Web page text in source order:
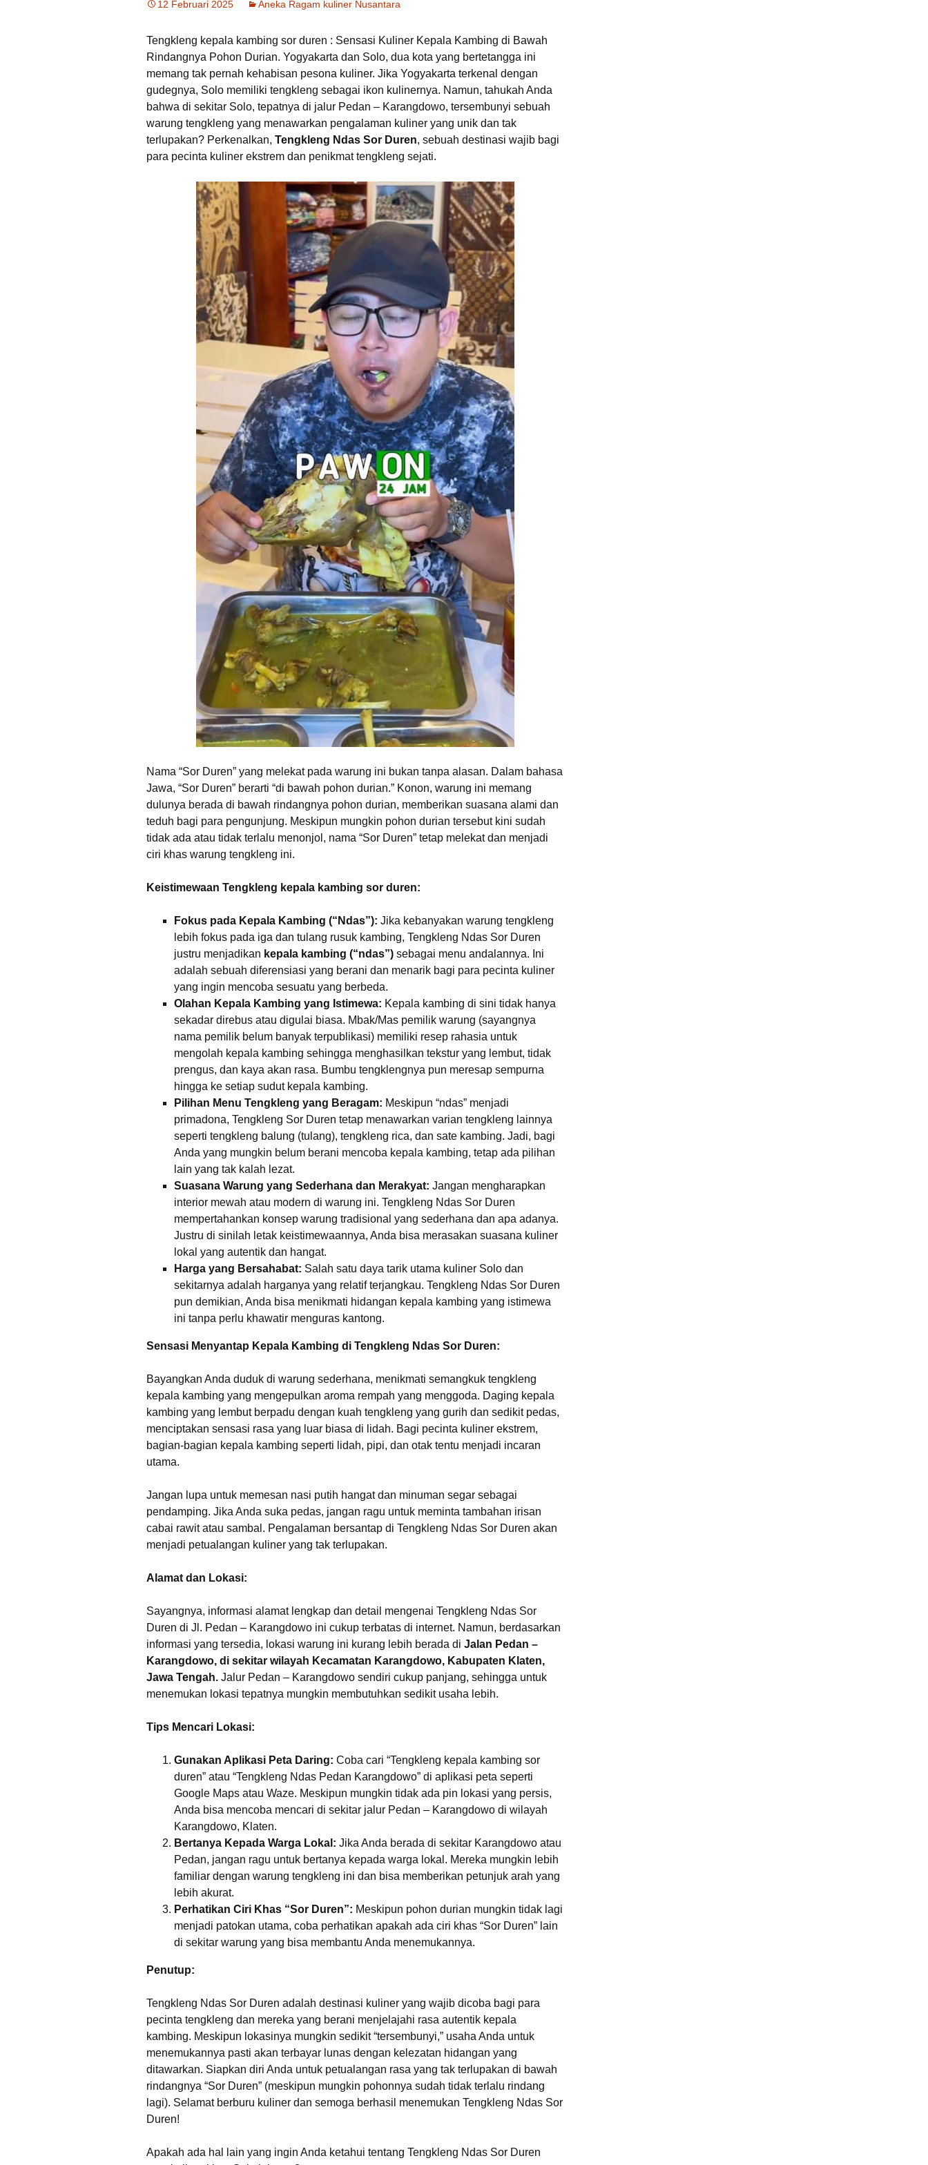
Tempat Makan Ideal
Tengkleng solo Bu Jito
Dlidir Klasik Legendaris
Kuliner Malam Solo
Sate Kambing Solo
12 Februari 2025 Aneka Ragam kuliner Nusantara
Tengkleng kepala kambing sor duren : Sensasi Kuliner Kepala Kambing di Bawah
Rindangnya Pohon Durian. Yogyakarta dan Solo, dua kota yang bertetangga ini
memang tak pernah kehabisan pesona kuliner. Jika Yogyakarta terkenal dengan
gudegnya, Solo memiliki tengkleng sebagai ikon kulinernya. Namun, tahukah Anda
bahwa di sekitar Solo, tepatnya di jalur Pedan – Karangdowo, tersembunyi sebuah
warung tengkleng yang menawarkan pengalaman kuliner yang unik dan tak
terlupakan? Perkenalkan, Tengkleng Ndas Sor Duren, sebuah destinasi wajib bagi
para pecinta kuliner ekstrem dan penikmat tengkleng sejati.
Nama “Sor Duren” yang melekat pada warung ini bukan tanpa alasan. Dalam bahasa
Jawa, “Sor Duren” berarti “di bawah pohon durian.” Konon, warung ini memang
dulunya berada di bawah rindangnya pohon durian, memberikan suasana alami dan
teduh bagi para pengunjung. Meskipun mungkin pohon durian tersebut kini sudah
tidak ada atau tidak terlalu menonjol, nama “Sor Duren” tetap melekat dan menjadi
ciri khas warung tengkleng ini.
Keistimewaan Tengkleng kepala kambing sor duren:
Fokus pada Kepala Kambing (“Ndas”): Jika kebanyakan warung tengkleng
lebih fokus pada iga dan tulang rusuk kambing, Tengkleng Ndas Sor Duren
justru menjadikan kepala kambing (“ndas”) sebagai menu andalannya. Ini
adalah sebuah diferensiasi yang berani dan menarik bagi para pecinta kuliner
yang ingin mencoba sesuatu yang berbeda.
Olahan Kepala Kambing yang Istimewa: Kepala kambing di sini tidak hanya
sekadar direbus atau digulai biasa. Mbak/Mas pemilik warung (sayangnya
nama pemilik belum banyak terpublikasi) memiliki resep rahasia untuk
mengolah kepala kambing sehingga menghasilkan tekstur yang lembut, tidak
prengus, dan kaya akan rasa. Bumbu tengklengnya pun meresap sempurna
hingga ke setiap sudut kepala kambing.
Pilihan Menu Tengkleng yang Beragam: Meskipun “ndas” menjadi
primadona, Tengkleng Sor Duren tetap menawarkan varian tengkleng lainnya
seperti tengkleng balung (tulang), tengkleng rica, dan sate kambing. Jadi, bagi
Anda yang mungkin belum berani mencoba kepala kambing, tetap ada pilihan
lain yang tak kalah lezat.
Suasana Warung yang Sederhana dan Merakyat: Jangan mengharapkan
interior mewah atau modern di warung ini. Tengkleng Ndas Sor Duren
mempertahankan konsep warung tradisional yang sederhana dan apa adanya.
Justru di sinilah letak keistimewaannya, Anda bisa merasakan suasana kuliner
lokal yang autentik dan hangat.
Harga yang Bersahabat: Salah satu daya tarik utama kuliner Solo dan
sekitarnya adalah harganya yang relatif terjangkau. Tengkleng Ndas Sor Duren
pun demikian, Anda bisa menikmati hidangan kepala kambing yang istimewa
ini tanpa perlu khawatir menguras kantong.
Sensasi Menyantap Kepala Kambing di Tengkleng Ndas Sor Duren:
Bayangkan Anda duduk di warung sederhana, menikmati semangkuk tengkleng
kepala kambing yang mengepulkan aroma rempah yang menggoda. Daging kepala
kambing yang lembut berpadu dengan kuah tengkleng yang gurih dan sedikit pedas,
menciptakan sensasi rasa yang luar biasa di lidah. Bagi pecinta kuliner ekstrem,
bagian-bagian kepala kambing seperti lidah, pipi, dan otak tentu menjadi incaran
utama.
Jangan lupa untuk memesan nasi putih hangat dan minuman segar sebagai
pendamping. Jika Anda suka pedas, jangan ragu untuk meminta tambahan irisan
cabai rawit atau sambal. Pengalaman bersantap di Tengkleng Ndas Sor Duren akan
menjadi petualangan kuliner yang tak terlupakan.
Alamat dan Lokasi:
Sayangnya, informasi alamat lengkap dan detail mengenai Tengkleng Ndas Sor
Duren di Jl. Pedan – Karangdowo ini cukup terbatas di internet. Namun, berdasarkan
informasi yang tersedia, lokasi warung ini kurang lebih berada di Jalan Pedan –
Karangdowo, di sekitar wilayah Kecamatan Karangdowo, Kabupaten Klaten,
Jawa Tengah. Jalur Pedan – Karangdowo sendiri cukup panjang, sehingga untuk
menemukan lokasi tepatnya mungkin membutuhkan sedikit usaha lebih.
Tips Mencari Lokasi:
Gunakan Aplikasi Peta Daring: Coba cari “Tengkleng kepala kambing sor
duren” atau “Tengkleng Ndas Pedan Karangdowo” di aplikasi peta seperti
Google Maps atau Waze. Meskipun mungkin tidak ada pin lokasi yang persis,
Anda bisa mencoba mencari di sekitar jalur Pedan – Karangdowo di wilayah
Karangdowo, Klaten.
Bertanya Kepada Warga Lokal: Jika Anda berada di sekitar Karangdowo atau
Pedan, jangan ragu untuk bertanya kepada warga lokal. Mereka mungkin lebih
familiar dengan warung tengkleng ini dan bisa memberikan petunjuk arah yang
lebih akurat.
Perhatikan Ciri Khas “Sor Duren”: Meskipun pohon durian mungkin tidak lagi
menjadi patokan utama, coba perhatikan apakah ada ciri khas “Sor Duren” lain
di sekitar warung yang bisa membantu Anda menemukannya.
Penutup:
Tengkleng Ndas Sor Duren adalah destinasi kuliner yang wajib dicoba bagi para
pecinta tengkleng dan mereka yang berani menjelajahi rasa autentik kepala
kambing. Meskipun lokasinya mungkin sedikit “tersembunyi,” usaha Anda untuk
menemukannya pasti akan terbayar lunas dengan kelezatan hidangan yang
ditawarkan. Siapkan diri Anda untuk petualangan rasa yang tak terlupakan di bawah
rindangnya “Sor Duren” (meskipun mungkin pohonnya sudah tidak terlalu rindang
lagi). Selamat berburu kuliner dan semoga berhasil menemukan Tengkleng Ndas Sor
Duren!
Apakah ada hal lain yang ingin Anda ketahui tentang Tengkleng Ndas Sor Duren